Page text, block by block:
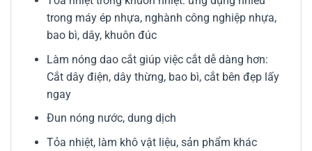
trong máy ép nhựa, nghành công nghiệp nhựa,
bao bì, dây, khuôn đúc
Làm nóng dao cắt giúp việc cắt dễ dàng hơn:
Cắt dây điện, dây thừng, bao bì, cắt bên đẹp lấy
ngay
Đun nóng nước, dung dịch
Tỏa nhiệt, làm khô vật liệu, sản phẩm khác